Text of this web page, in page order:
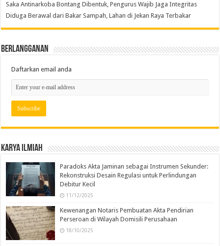
Saka Antinarkoba Bontang Dibentuk, Pengurus Wajib Jaga Integritas
Diduga Berawal dari Bakar Sampah, Lahan di Jekan Raya Terbakar
Berlangganan
Daftarkan email anda
Karya Ilmiah
Paradoks Akta Jaminan sebagai Instrumen Sekunder:
Rekonstruksi Desain Regulasi untuk Perlindungan
Debitur Kecil
11/12/2025
Kewenangan Notaris Pembuatan Akta Pendirian
Perseroan di Wilayah Domisili Perusahaan
18/10/2025